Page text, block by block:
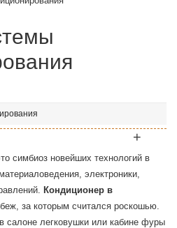
симбиоз новейших технологий в
электроники,
Кондиционер в
за которым считался роскошью.
салоне легковушки или кабине фуры